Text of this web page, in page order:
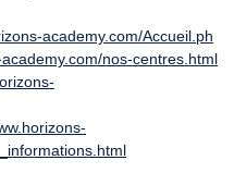
academy.com/Accueil.ph
nos-centres.html